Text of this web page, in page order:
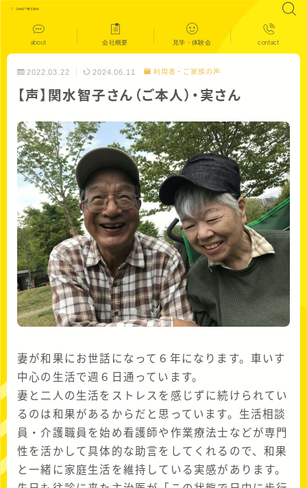
about 会社概要 見学・体験会 contact
2022.03.22 2024.06.11 利用者・ご家族の声
【声】関水智子さん（ご本人）・実さん
妻が和果にお世話になって６年になります。車いす
中心の生活で週６日通っています。
妻と二人の生活をストレスを感じずに続けられてい
るのは和果があるからだと思っています。生活相談
員・介護職員を始め看護師や作業療法士などが専門
性を活かして具体的な助言をしてくれるので、和果
と一緒に家庭生活を維持している実感があります。